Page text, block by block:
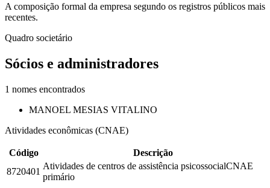
A composição formal da empresa segundo os registros públicos mais
recentes.
Quadro societário
Sócios e administradores
1 nomes encontrados
MANOEL MESIAS VITALINO
Atividades econômicas (CNAE)
Código
Descrição
8720401
Atividades de centros de assistência psicossocialCNAE
primário